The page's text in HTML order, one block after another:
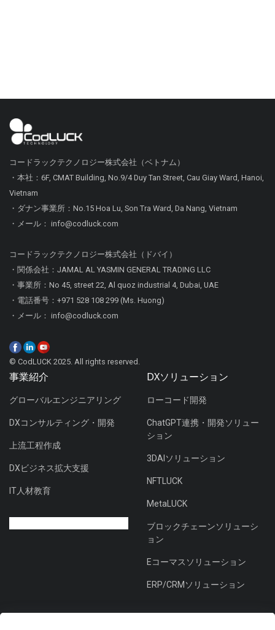
コードラックテクノロジー株式会社（ベトナム）
・本社：6F, CMAT Building, No.9/4 Duy Tan Street, Cau Giay Ward, Hanoi,
Vietnam
・ダナン事業所：No.15 Hoa Lu, Son Tra Ward, Da Nang, Vietnam
・メール： info@codluck.com
コードラックテクノロジー株式会社（ドバイ）
・関係会社：JAMAL AL YASMIN GENERAL TRADING LLC
・事業所：No 45, street 22, Al quoz industrial 4, Dubai, UAE
・電話番号：+971 528 108 299 (Ms. Huong)
・メール： info@codluck.com
© CodLUCK 2025. All rights reserved.
事業紹介
グローバルエンジニアリング
DXコンサルティング・開発
上流工程作成
DXビジネス拡大支援
IT人材教育
DXソリューション
ローコード開発
ChatGPT連携・開発ソリュー
ション
3DAIソリューション
NFTLUCK
MetaLUCK
ブロックチェーンソリューシ
ョン
Eコーマスソリューション
ERP/CRMソリューション